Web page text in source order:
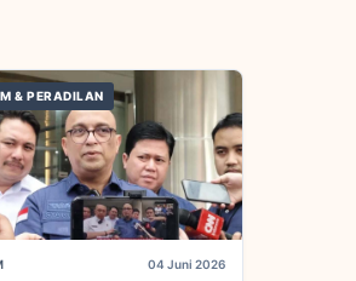
& PERADILAN
04 Juni 2026